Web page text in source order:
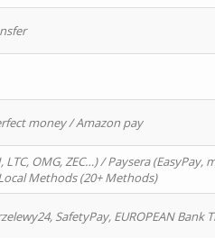
money / Amazon pay
LTC, OMG, ZEC…) / Paysera (EasyPay,
Methods (20+ Methods)
SafetyPay, EUROPEAN Bank